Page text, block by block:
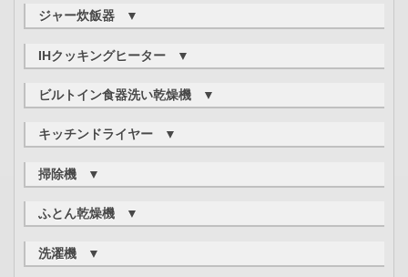
修理をご依頼いただくもの
閉じる ▲
ご購入いただけるもの
製氷用給水タンク（フィルター、パイプ、ポンプなどを含
ケット、ドアポケット
修理をご依頼いただくもの
パッキン、回転仕切り板（ばねのみの場合を含む)、仕切り
※1：製氷フィルター等は、機種によって、単品でご購入いただけ
る場合があります。
※2：製氷皿を外してお手入れできない機種については、修理をご
※3：白熱球を使用している一部の旧型機種では、ご自身で交換可
ご参考：
ジャー炊飯器 ▼
ご購入いただけるもの
内釜、内蓋（放熱板）、ブッシュ、カートリッジ、しゃも
じ、計量カップ
修理をご依頼いただくもの
内蔵時計用電池
IHクッキングヒーター ▼
ご購入いただけるもの
グリルあみ、受け皿、グリル扉、グリルパッキン、グリルデ
修理をご依頼いただくもの
トップパネル
ビルトイン食器洗い乾燥機 ▼
ご購入いただけるもの
上／下かご、小物入れ、残さいフィルター
修理をご依頼いただくもの
閉じる ▲
キッチンドライヤー ▼
ご購入いただけるもの
前／中／後ふた、水受けカップ、ゴム栓、排水ホース、フィ
掃除機 ▼
ご購入いただけるもの
紙パック、フィルター、旋回部、コーンメッシュ、ダストカ
シ、すみずみブラシ、お手入れブラシ
ふとん乾燥機 ▼
ご購入いただけるもの
乾燥マット
洗濯機 ▼